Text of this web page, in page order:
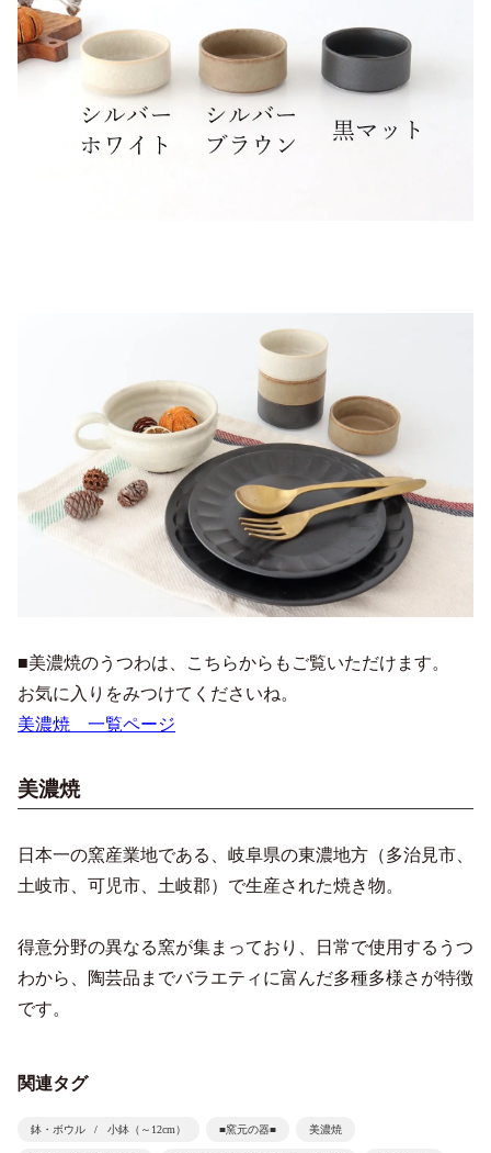
■美濃焼のうつわは、こちらからもご覧いただけます。
お気に入りをみつけてくださいね。
美濃焼 一覧ページ
美濃焼
日本一の窯産業地である、岐阜県の東濃地方（多治見市、
土岐市、可児市、土岐郡）で生産された焼き物。
得意分野の異なる窯が集まっており、日常で使用するうつ
わから、陶芸品までバラエティに富んだ多種多様さが特徴
です。
関連タグ
鉢・ボウル 小鉢（～12cm） ■窯元の器■ 美濃焼